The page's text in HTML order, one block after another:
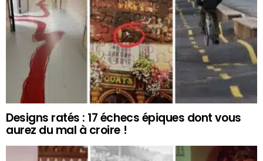
Designs ratés : 17 échecs épiques dont vous
aurez du mal à croire !